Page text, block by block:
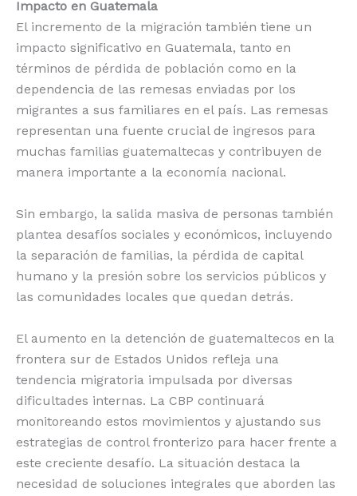
Impacto en Guatemala
El incremento de la migración también tiene un
impacto significativo en Guatemala, tanto en
términos de pérdida de población como en la
dependencia de las remesas enviadas por los
migrantes a sus familiares en el país. Las remesas
representan una fuente crucial de ingresos para
muchas familias guatemaltecas y contribuyen de
manera importante a la economía nacional.
Sin embargo, la salida masiva de personas también
plantea desafíos sociales y económicos, incluyendo
la separación de familias, la pérdida de capital
humano y la presión sobre los servicios públicos y
las comunidades locales que quedan detrás.
El aumento en la detención de guatemaltecos en la
frontera sur de Estados Unidos refleja una
tendencia migratoria impulsada por diversas
dificultades internas. La CBP continuará
monitoreando estos movimientos y ajustando sus
estrategias de control fronterizo para hacer frente a
este creciente desafío. La situación destaca la
necesidad de soluciones integrales que aborden las